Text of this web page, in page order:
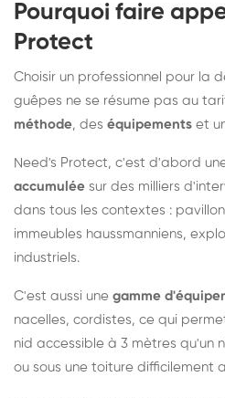
Pourquoi faire
Protect
Choisir un professionnel pour la
guêpes ne se résume pas au
méthode, des équipements et
Need's Protect, c'est d'abord
accumulée sur des milliers
dans tous les contextes :
immeubles haussmanniens,
industriels.
C'est aussi une gamme
nacelles, cordistes, ce qui
nid accessible à 3 mètres qu'un
ou sous une toiture difficilement